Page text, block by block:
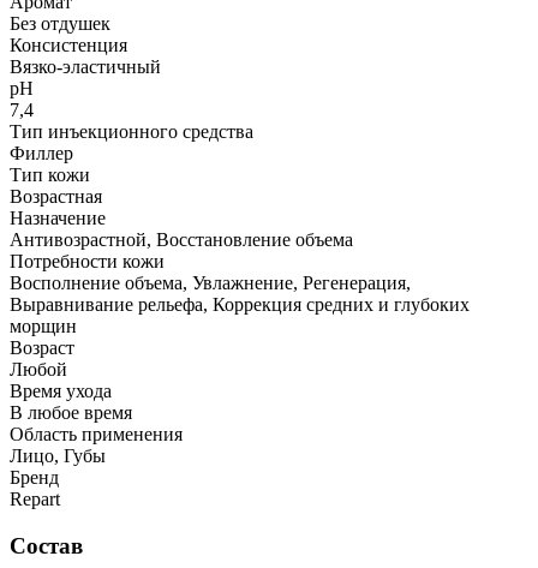
Без отдушек
Консистенция
Вязко-эластичный
рН
7,4
Тип инъекционного средства
Филлер
Тип кожи
Возрастная
Назначение
Антивозрастной, Восстановление объема
Потребности кожи
Восполнение объема, Увлажнение, Регенерация,
Выравнивание рельефа, Коррекция средних и глубоких
морщин
Возраст
Любой
Время ухода
В любое время
Область применения
Лицо, Губы
Бренд
Repart
Состав